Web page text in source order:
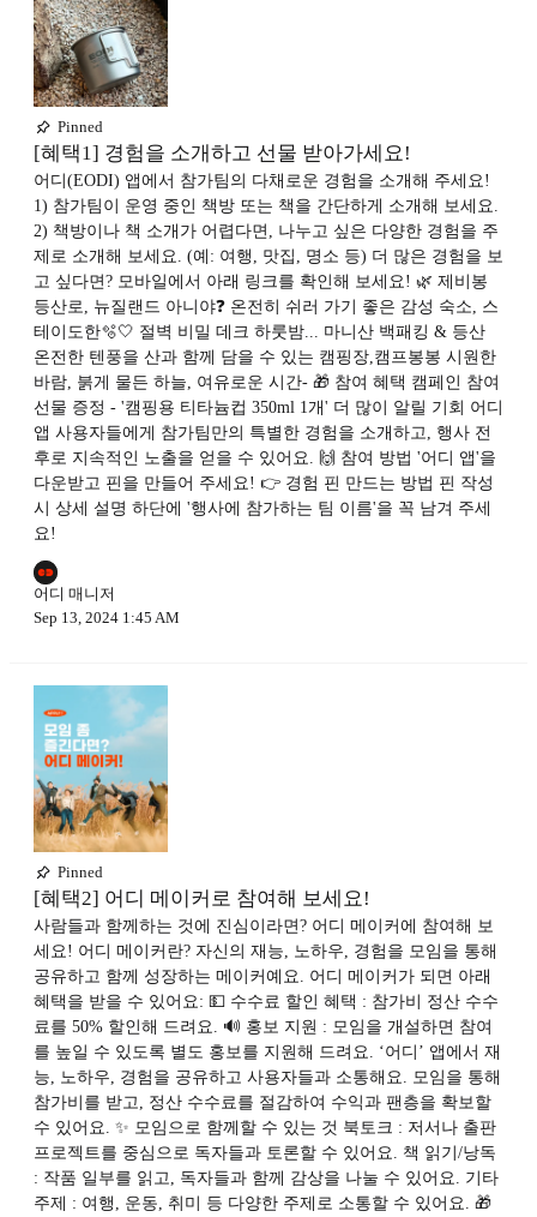
Pinned
[혜택1] 경험을 소개하고 선물 받아가세요!
어디(EODI) 앱에서 참가팀의 다채로운 경험을 소개해 주세요!
1) 참가팀이 운영 중인 책방 또는 책을 간단하게 소개해 보세요.
2) 책방이나 책 소개가 어렵다면, 나누고 싶은 다양한 경험을 주
제로 소개해 보세요. (예: 여행, 맛집, 명소 등) 더 많은 경험을 보
고 싶다면? 모바일에서 아래 링크를 확인해 보세요! 🌿 제비봉
등산로, 뉴질랜드 아니야❓ 온전히 쉬러 가기 좋은 감성 숙소, 스
테이도한🫧🤍 절벽 비밀 데크 하룻밤... 마니산 백패킹 & 등산
온전한 텐풍을 산과 함께 담을 수 있는 캠핑장,캠프봉봉 시원한
바람, 붉게 물든 하늘, 여유로운 시간- 🎁 참여 혜택 캠페인 참여
선물 증정 - '캠핑용 티타늄컵 350ml 1개' 더 많이 알릴 기회 어디
앱 사용자들에게 참가팀만의 특별한 경험을 소개하고, 행사 전
후로 지속적인 노출을 얻을 수 있어요. 🙌 참여 방법 '어디 앱'을
다운받고 핀을 만들어 주세요! 👉 경험 핀 만드는 방법 핀 작성
시 상세 설명 하단에 '행사에 참가하는 팀 이름'을 꼭 남겨 주세
요!
어디 매니저
Sep 13, 2024 1:45 AM
Pinned
[혜택2] 어디 메이커로 참여해 보세요!
사람들과 함께하는 것에 진심이라면? 어디 메이커에 참여해 보
세요! 어디 메이커란? 자신의 재능, 노하우, 경험을 모임을 통해
공유하고 함께 성장하는 메이커예요. 어디 메이커가 되면 아래
혜택을 받을 수 있어요: 💵 수수료 할인 혜택 : 참가비 정산 수수
료를 50% 할인해 드려요. 🔊 홍보 지원 : 모임을 개설하면 참여
를 높일 수 있도록 별도 홍보를 지원해 드려요. ‘어디’ 앱에서 재
능, 노하우, 경험을 공유하고 사용자들과 소통해요. 모임을 통해
참가비를 받고, 정산 수수료를 절감하여 수익과 팬층을 확보할
수 있어요. ✨ 모임으로 함께할 수 있는 것 북토크 : 저서나 출판
프로젝트를 중심으로 독자들과 토론할 수 있어요. 책 읽기/낭독
: 작품 일부를 읽고, 독자들과 함께 감상을 나눌 수 있어요. 기타
주제 : 여행, 운동, 취미 등 다양한 주제로 소통할 수 있어요. 🎁